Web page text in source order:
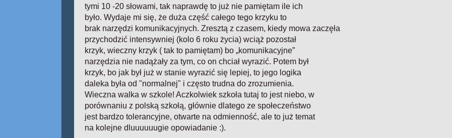
tymi 10 -20 słowami, tak naprawdę to już nie pamiętam ile ich
było. Wydaje mi się, że duża część całego tego krzyku to
brak narzędzi komunikacyjnych. Zresztą z czasem, kiedy mowa zaczęła
przychodzić intensywniej (kolo 6 roku życia) wciąż pozostał
krzyk, wieczny krzyk ( tak to pamiętam) bo „komunikacyjne”
narzędzia nie nadążały za tym, co on chciał wyrazić. Potem był
krzyk, bo jak był już w stanie wyrazić się lepiej, to jego logika
daleka była od "normalnej" i często trudna do zrozumienia.
Wieczna walka w szkole! Aczkolwiek szkoła tutaj to jest niebo, w
porównaniu z polską szkołą, głównie dlatego ze społeczeństwo
jest bardzo tolerancyjne, otwarte na odmienność, ale to już temat
na kolejne dluuuuuugie opowiadanie :).